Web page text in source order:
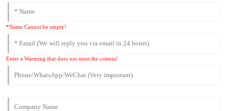
*Name Cannot be empty!
Enter a Warming that does not meet the criteria!